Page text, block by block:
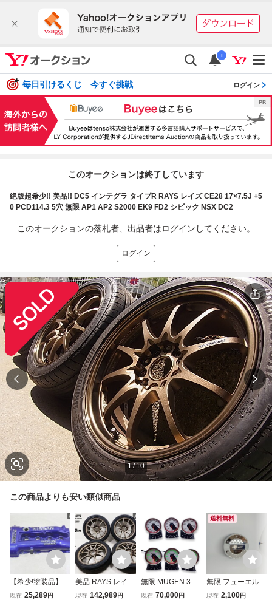
i
毎日引けるくじ 今すぐ挑戦 ログイン
このオークションは終了しています
絶版超希少!! 美品!! DC5 インテグラ タイプR RAYS レイズ CE28 17×7.5J +5
0 PCD114.3 5穴 無限 AP1 AP2 S2000 EK9 FD2 シビック NSX DC2
このオークションの落札者、出品者はログインしてください。
ログイン
1/10
この商品よりも安い類似商品
【希少!塗装品】 N
ISSAN 日産 純正
現在 25,289円
美品 RAYS レイズ
VR ボルク CE28F
現在 142,989円
無限 MUGEN 3連
アシストメーター
現在 70,000円
送料無料
無限 フューエルキ
ャップ カバー ホ
現在 2,100円